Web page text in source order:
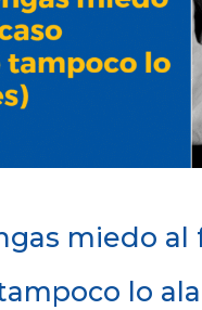
miedo al
lo